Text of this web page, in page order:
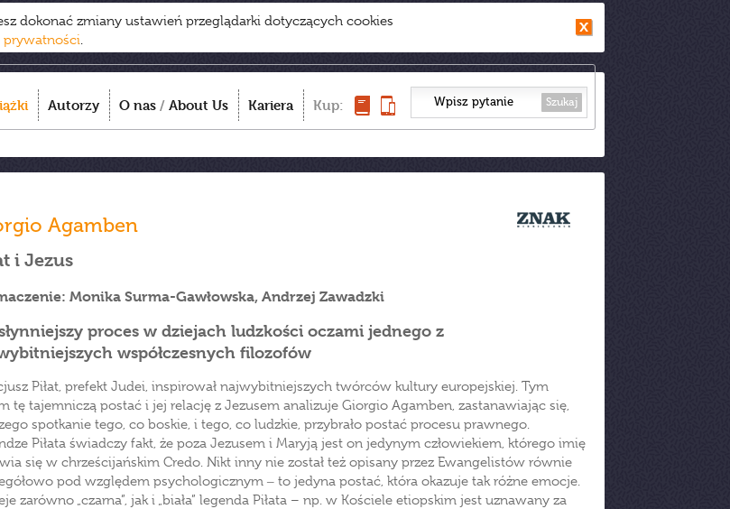
dokonać zmiany ustawień przeglądarki dotyczących cookies
.
Autorzy O nas / About Us Kariera Kup: Szukaj
Agamben
i Jezus
Monika Surma-Gawłowska, Andrzej Zawadzki
proces w dziejach ludzkości oczami jednego z
współczesnych filozofów
Piłat, prefekt Judei, inspirował najwybitniejszych twórców kultury europejskiej. Tym
tę tajemniczą postać i jej relację z Jezusem analizuje Giorgio Agamben, zastanawiając się,
spotkanie tego, co boskie, i tego, co ludzkie, przybrało postać procesu prawnego.
Piłata świadczy fakt, że poza Jezusem i Maryją jest on jedynym człowiekiem, którego imię
się w chrześcijańskim Credo. Nikt inny nie został też opisany przez Ewangelistów równie
pod względem psychologicznym ‒ to jedyna postać, która okazuje tak różne emocje.
zarówno „czarna”, jak i „biała” legenda Piłata – np. w Kościele etiopskim jest uznawany za